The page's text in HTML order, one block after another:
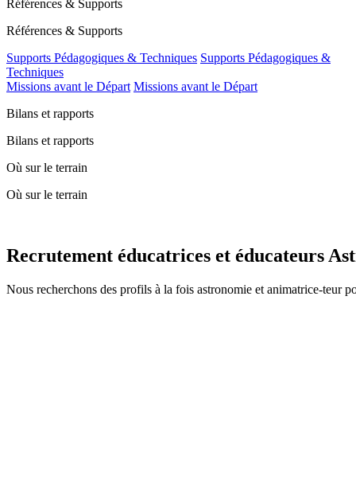
Références & Supports
Références & Supports
Supports Pédagogiques & Techniques Supports Pédagogiques &
Techniques
Missions avant le Départ Missions avant le Départ
Bilans et rapports
Bilans et rapports
Où sur le terrain
Où sur le terrain
Recrutement éducatrices et éducateurs
Nous recherchons des profils à la fois astronomie et animatrice-teur